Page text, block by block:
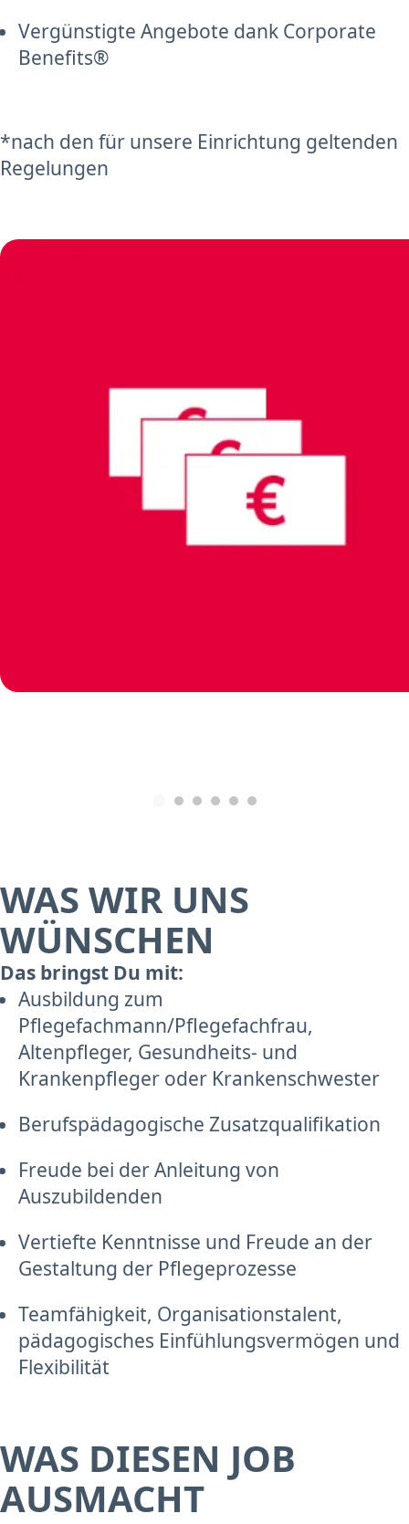
Vergünstigte Angebote dank Corporate
Benefits®
*nach den für unsere Einrichtung geltenden
Regelungen
WAS WIR UNS
WÜNSCHEN
Das bringst Du mit:
Ausbildung zum
Pflegefachmann/Pflegefachfrau,
Altenpfleger, Gesundheits- und
Krankenpfleger oder Krankenschwester
Berufspädagogische Zusatzqualifikation
Freude bei der Anleitung von
Auszubildenden
Vertiefte Kenntnisse und Freude an der
Gestaltung der Pflegeprozesse
Teamfähigkeit, Organisationstalent,
pädagogisches Einfühlungsvermögen und
Flexibilität
WAS DIESEN JOB
AUSMACHT